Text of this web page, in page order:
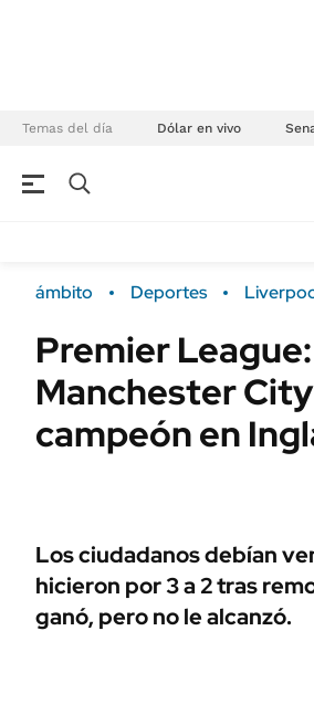
Temas del día Dólar en vivo
Campo
FINANZAS
Dólar
ámbito Deportes
Premier
Manchester
campeón en
Los ciudadanos debían
hicieron por 3 a 2 tras
ganó, pero no le alcanzó.